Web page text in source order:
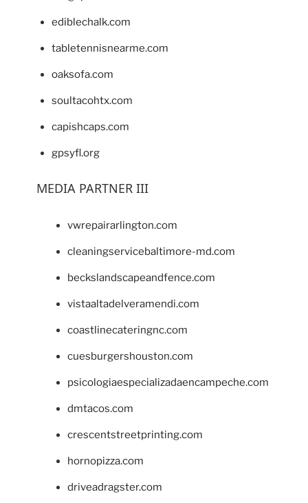
ediblechalk.com
tabletennisnearme.com
oaksofa.com
soultacohtx.com
capishcaps.com
gpsyfl.org
MEDIA PARTNER III
vwrepairarlington.com
cleaningservicebaltimore-md.com
beckslandscapeandfence.com
vistaaltadelveramendi.com
coastlinecateringnc.com
cuesburgershouston.com
psicologiaespecializadaencampeche.com
dmtacos.com
crescentstreetprinting.com
hornopizza.com
driveadragster.com